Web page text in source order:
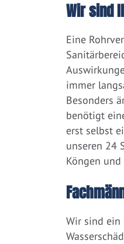
Wir sind
Eine
immer
Besonders
benötigt
erst selbst
unseren 24
Köngen
Wir sind ein